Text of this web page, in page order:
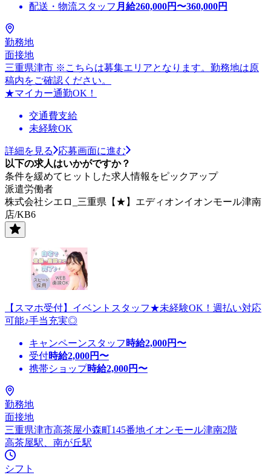
配送・物流スタッフ 月給260,000円〜360,000円
勤務地
面接地
三重県津市 ※こちらは募集エリアとなります。勤務地は原
稿内をご確認ください。
★マイカー通勤OK！
交通費支給
未経験OK
詳細を見る
応募画面に進む
以下の求人はいかがですか？
条件を緩めてヒットした求人情報をピックアップ
派遣労働者
株式会社シエロ_三重県【★】エディオンイオンモール津南
店/KB6
【スマホ受付】イベントスタッフ★未経験OK！週払い対応
可能♪手当充実◎
キャンペーンスタッフ 時給2,000円〜
受付時給2,000円〜
携帯ショップ時給2,000円〜
勤務地
面接地
三重県津市高茶屋小森町145番地イオンモール津南2階
高茶屋駅、南が丘駅
シフト